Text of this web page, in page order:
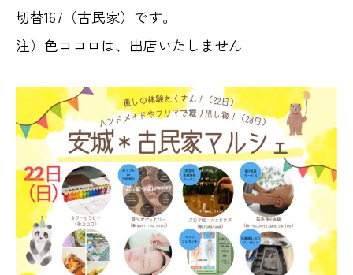
切替167（古民家）です。
注）色ココロは、出店いたしません